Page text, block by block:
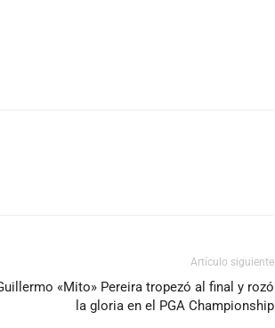
Artículo siguiente
«Mito» Pereira tropezó al final y rozó
la gloria en el PGA Championship